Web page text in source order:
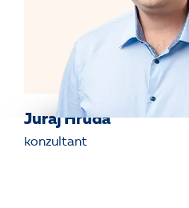
Juraj Hruda
konzultant